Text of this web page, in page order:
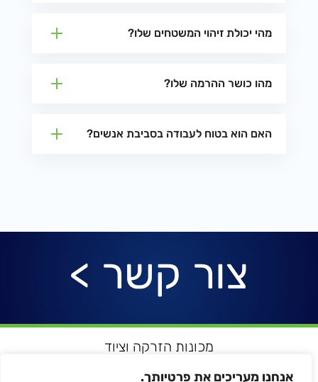
אנחנו מעריכים את פרטיותך.
מהי יכולת זיהוי המשטחים שלו?
מהו כושר ההרמה שלו?
האם הוא בטוח לעבודה בסביבת אנשים?
צור קשר >
מכונות הזרקה וציוד